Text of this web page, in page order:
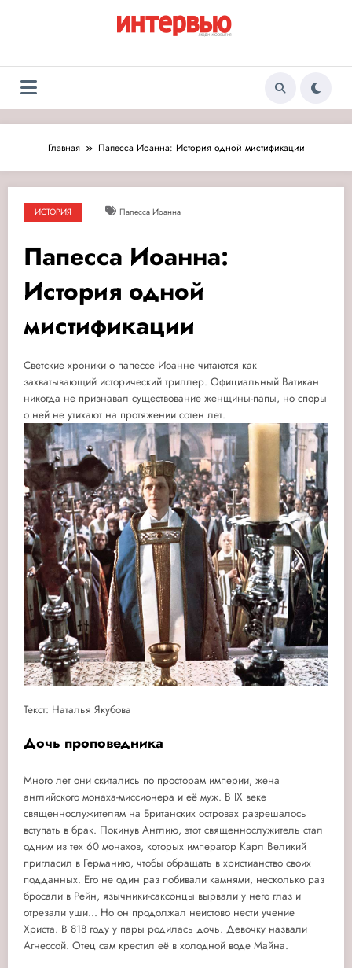
Журнал «Интервью:
Люди и события»
Люди и события
Главная Папесса Иоанна: История одной мистификации
ИСТОРИЯ Папесса Иоанна
Папесса Иоанна:
История одной
мистификации
Светские хроники о папессе Иоанне читаются как
захватывающий исторический триллер. Официальный Ватикан
никогда не признавал существование женщины-папы, но споры
о ней не утихают на протяжении сотен лет.
Текст: Наталья Якубова
Дочь проповедника
Много лет они скитались по просторам империи, жена
английского монаха-миссионера и её муж. В IX веке
священнослужителям на Британских островах разрешалось
вступать в брак. Покинув Англию, этот священнослужитель стал
одним из тех 60 монахов, которых император Карл Великий
пригласил в Германию, чтобы обращать в христианство своих
подданных. Его не один раз побивали камнями, несколько раз
бросали в Рейн, язычники-саксонцы вырвали у него глаз и
отрезали уши... Но он продолжал неистово нести учение
Христа. В 818 году у пары родилась дочь. Девочку назвали
Агнессой. Отец сам крестил её в холодной воде Майна.